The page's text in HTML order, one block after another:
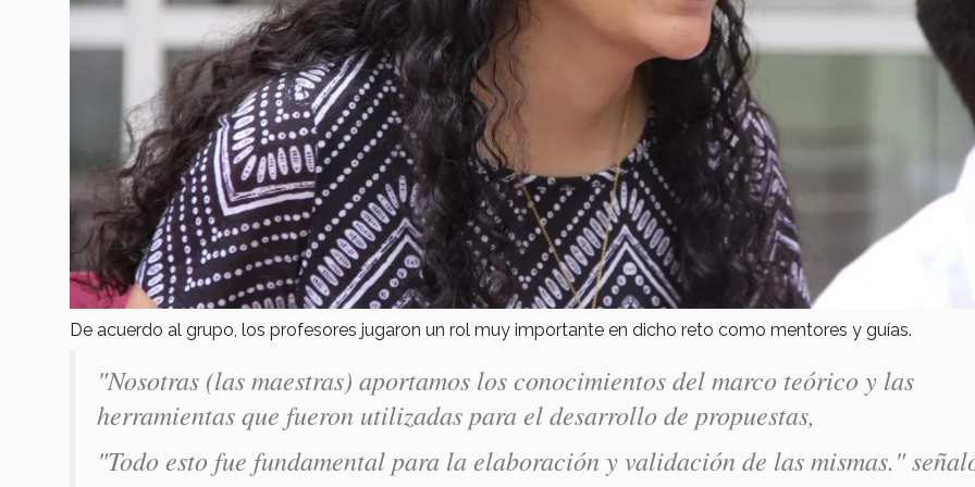
De acuerdo al grupo, los profesores jugaron un rol muy importante en dicho reto como mentores y guías.
"Nosotras (las maestras) aportamos los conocimientos del marco teórico y las
herramientas que fueron utilizadas para el desarrollo de propuestas,
"Todo esto fue fundamental para la elaboración y validación de las mismas."